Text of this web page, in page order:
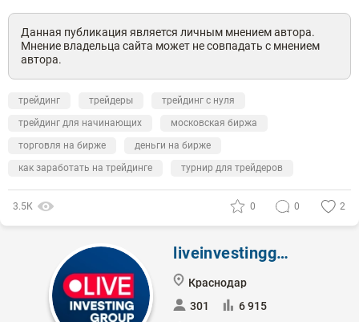
Данная публикация является личным мнением автора.
Мнение владельца сайта может не совпадать с мнением
автора.
трейдинг трейдеры
трейдинг с нуля
трейдинг для начинающих
московская биржа
торговля на бирже
деньги на бирже
как заработать на трейдинге
турнир для трейдеров
3.5К 0 0 2
liveinvestinggroup
Краснодар
301
6 915